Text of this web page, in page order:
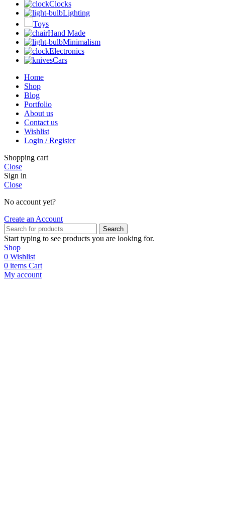
Clocks
Lighting
Toys
Hand Made
Minimalism
Electronics
Cars
Home
Shop
Blog
Portfolio
About us
Contact us
Wishlist
Login / Register
Shopping cart
Close
Sign in
Close
No account yet?
Create an Account
Search
Start typing to see products you are looking for.
Shop
0 Wishlist
0 items Cart
My account